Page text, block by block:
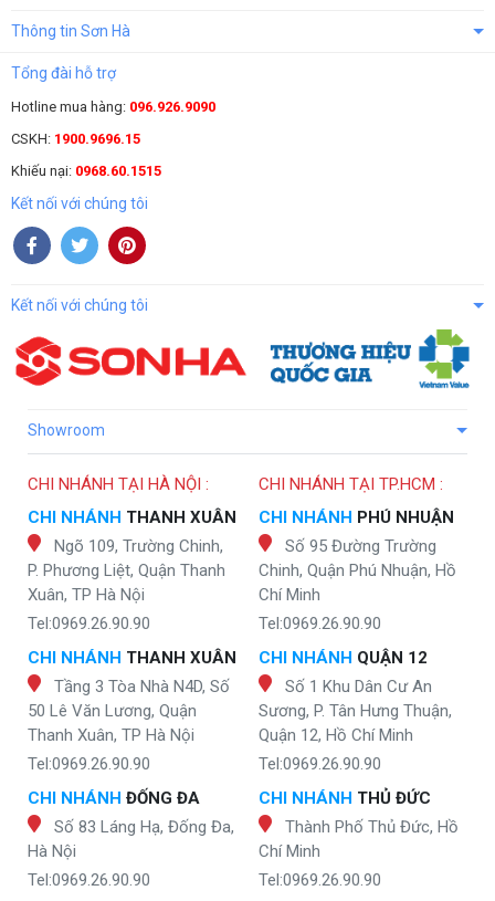
Thông tin Sơn Hà
Tổng đài hỗ trợ
Hotline mua hàng: 096.926.9090
CSKH: 1900.9696.15
Khiếu nại: 0968.60.1515
Kết nối với chúng tôi
Kết nối với chúng tôi
Showroom
CHI NHÁNH TẠI HÀ NỘI :
CHI NHÁNH THANH XUÂN
Ngõ 109, Trường Chinh,
P. Phương Liệt, Quận Thanh
Xuân, TP Hà Nội
Tel:0969.26.90.90
CHI NHÁNH THANH XUÂN
Tầng 3 Tòa Nhà N4D, Số
50 Lê Văn Lương, Quận
Thanh Xuân, TP Hà Nội
Tel:0969.26.90.90
CHI NHÁNH ĐỐNG ĐA
Số 83 Láng Hạ, Đống Đa,
Hà Nội
Tel:0969.26.90.90
CHI NHÁNH TẠI TP.HCM :
CHI NHÁNH PHÚ NHUẬN
Số 95 Đường Trường
Chinh, Quận Phú Nhuận, Hồ
Chí Minh
Tel:0969.26.90.90
CHI NHÁNH QUẬN 12
Số 1 Khu Dân Cư An
Sương, P. Tân Hưng Thuận,
Quận 12, Hồ Chí Minh
Tel:0969.26.90.90
CHI NHÁNH THỦ ĐỨC
Thành Phố Thủ Đức, Hồ
Chí Minh
Tel:0969.26.90.90